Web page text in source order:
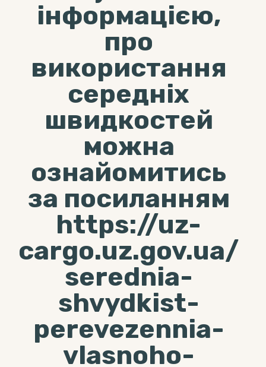
інформацією,
про
використання
середніх
швидкостей
можна
ознайомитись
за посиланням
https://uz-
cargo.uz.gov.ua/
serednia-
shvydkist-
perevezennia-
vlasnoho-